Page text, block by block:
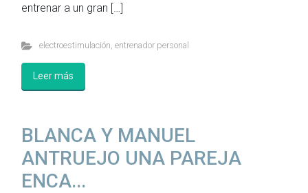
entrenar a un gran […]
electroestimulación entrenador personal
Leer más
BLANCA Y MANUEL
ANTRUEJO UNA PAREJA
ENCA...